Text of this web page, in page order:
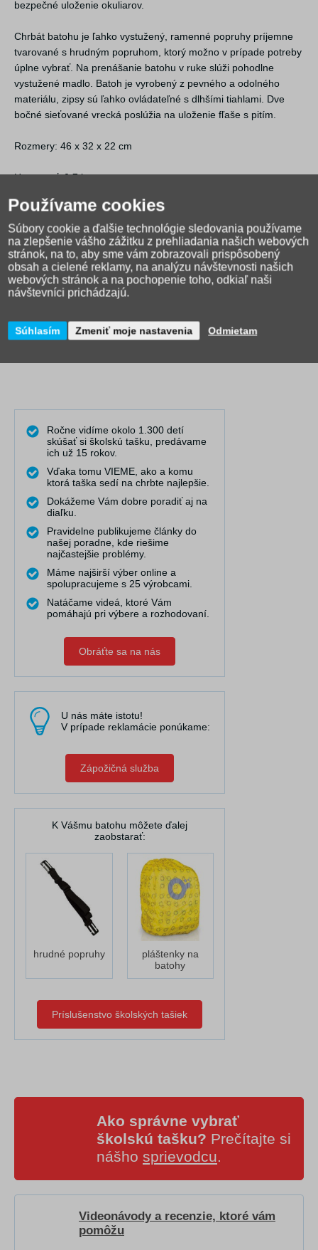
bezpečné uloženie okuliarov.
Chrbát batohu je ľahko vystužený, ramenné popruhy príjemne
tvarované s hrudným popruhom, ktorý možno v prípade potreby
úplne vybrať. Na prenášanie batohu v ruke slúži pohodlne
vystužené madlo. Batoh je vyrobený z pevného a odolného
materiálu, zipsy sú ľahko ovládateľné s dlhšími tiahlami. Dve
bočné sieťované vrecká poslúžia na uloženie fľaše s pitím.
Rozmery: 46 x 32 x 22 cm
Hmotnosť: 0,7 kg
Nosnosť: 8 kg
Výrobca: ArsUna
Ročne vidíme okolo 1.300 detí
skúšať si školskú tašku, predávame
ich už 15 rokov.
Vďaka tomu VIEME, ako a komu
ktorá taška sedí na chrbte najlepšie.
Dokážeme Vám dobre poradiť aj na
diaľku.
Pravidelne publikujeme články do
našej poradne, kde riešime
najčastejšie problémy.
Máme najširší výber online a
spolupracujeme s 25 výrobcami.
Natáčame videá, ktoré Vám
pomáhajú pri výbere a rozhodovaní.
Obráťte sa na nás
U nás máte istotu!
V prípade reklamácie ponúkame:
Zápožičná služba
K Vášmu batohu môžete ďalej
zaobstarať:
hrudné popruhy
pláštenky na
batohy
Príslušenstvo školských tašiek
Ako správne vybrať
školskú tašku? Prečítajte si
nášho sprievodcu.
Videonávody a recenzie, ktoré vám
pomôžu
Používame cookies
Súbory cookie a ďalšie technológie sledovania používame
na zlepšenie vášho zážitku z prehliadania našich webových
stránok, na to, aby sme vám zobrazovali prispôsobený
obsah a cielené reklamy, na analýzu návštevnosti našich
webových stránok a na pochopenie toho, odkiaľ naši
návštevníci prichádzajú.
Súhlasím Zmeniť moje nastavenia Odmietam